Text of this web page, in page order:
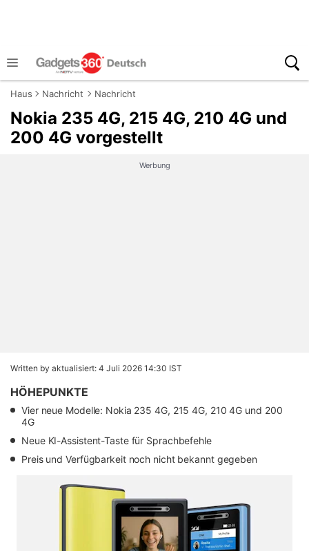
Haus Nachricht Nachricht
Nokia 235 4G, 215 4G, 210 4G und
200 4G vorgestellt
Werbung
Written by aktualisiert: 4 Juli 2026 14:30 IST
HÖHEPUNKTE
Vier neue Modelle: Nokia 235 4G, 215 4G, 210 4G und 200
4G
Neue KI-Assistent-Taste für Sprachbefehle
Preis und Verfügbarkeit noch nicht bekannt gegeben